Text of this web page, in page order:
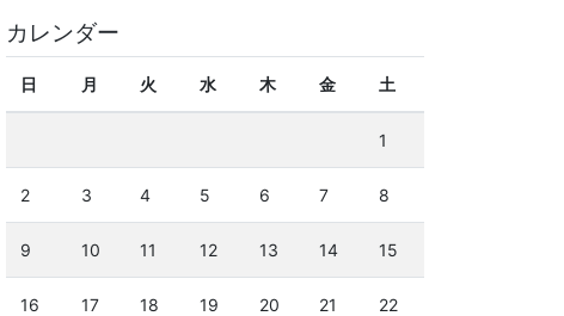
カレンダー
日 月 火 水 木 金 土
1
2 3 4 5 6 7 8
9 10 11 12 13 14 15
16 17 18 19 20 21 22